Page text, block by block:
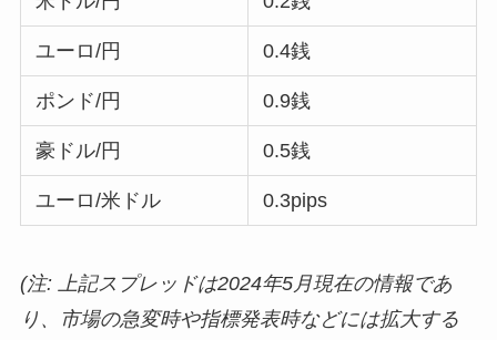
ユーロ/円 0.4銭
ポンド/円 0.9銭
豪ドル/円 0.5銭
ユーロ/米ドル 0.3pips
(注: 上記スプレッドは2024年5月現在の情報であ
り、市場の急変時や指標発表時などには拡大する